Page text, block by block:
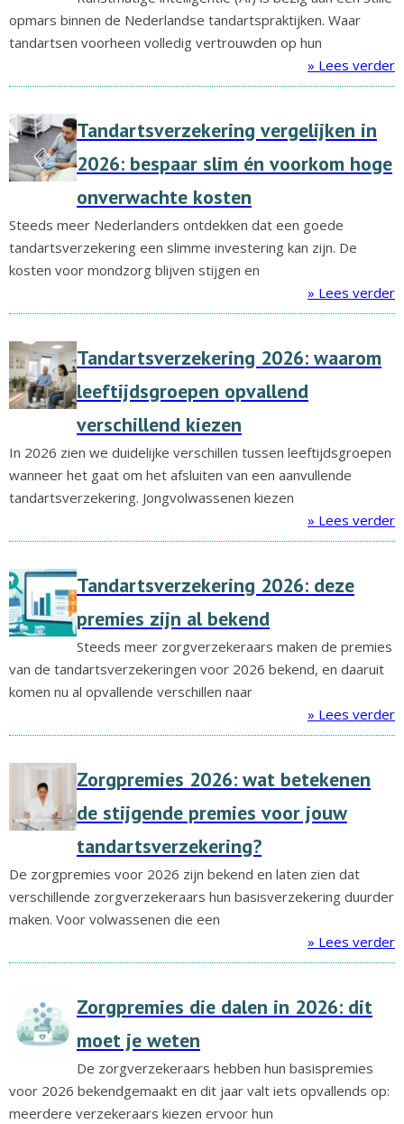
opmars binnen de Nederlandse tandartspraktijken. Waar
tandartsen voorheen volledig vertrouwden op hun
» Lees verder
Tandartsverzekering vergelijken in
2026: bespaar slim én voorkom hoge
onverwachte kosten
Steeds meer Nederlanders ontdekken dat een goede
tandartsverzekering een slimme investering kan zijn. De
kosten voor mondzorg blijven stijgen en
» Lees verder
Tandartsverzekering 2026: waarom
leeftijdsgroepen opvallend
verschillend kiezen
In 2026 zien we duidelijke verschillen tussen leeftijdsgroepen
wanneer het gaat om het afsluiten van een aanvullende
tandartsverzekering. Jongvolwassenen kiezen
» Lees verder
Tandartsverzekering 2026: deze
premies zijn al bekend
Steeds meer zorgverzekeraars maken de premies
van de tandartsverzekeringen voor 2026 bekend, en daaruit
komen nu al opvallende verschillen naar
» Lees verder
Zorgpremies 2026: wat betekenen
de stijgende premies voor jouw
tandartsverzekering?
De zorgpremies voor 2026 zijn bekend en laten zien dat
verschillende zorgverzekeraars hun basisverzekering duurder
maken. Voor volwassenen die een
» Lees verder
Zorgpremies die dalen in 2026: dit
moet je weten
De zorgverzekeraars hebben hun basispremies
voor 2026 bekendgemaakt en dit jaar valt iets opvallends op:
meerdere verzekeraars kiezen ervoor hun